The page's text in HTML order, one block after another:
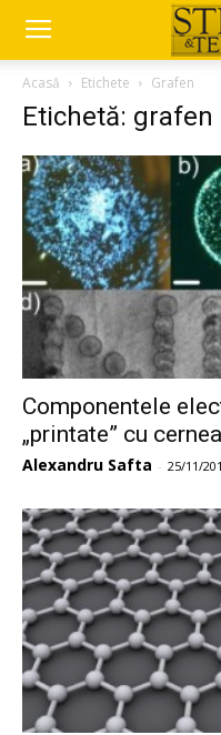
Acasă Etichete Grafen
Etichetă: grafen
Componentele
„printate” cu
Alexandru Safta - 25/11/